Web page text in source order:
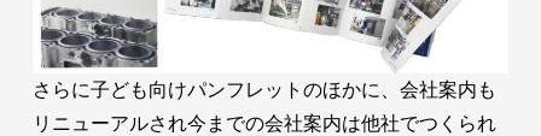
さらに子ども向けパンフレットのほかに、会社案内も
リニューアルされ今までの会社案内は他社でつくられ